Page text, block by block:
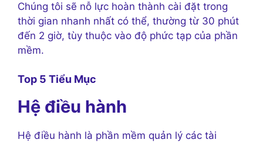
Chúng tôi sẽ nỗ lực hoàn thành cài đặt trong
thời gian nhanh nhất có thể, thường từ 30 phút
đến 2 giờ, tùy thuộc vào độ phức tạp của phần
mềm.
Top 5 Tiểu Mục
Hệ điều hành
Hệ điều hành là phần mềm quản lý các tài